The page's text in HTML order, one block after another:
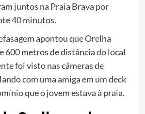
juntos na Praia Brava por
40 minutos.
apontou que Orelha
600 metros de distância do local
foi visto nas câmeras de
com uma amiga em um deck
que o jovem estava à praia.